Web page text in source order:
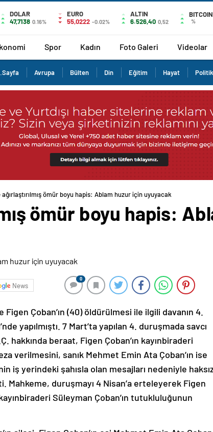
DOLAR
47,7138 0.16%
EURO
55,0222 -0.02%
ALTIN
6.526,40 0,52
BITCOIN
%
Spor Kadın Foto Galeri Videolar
Avrupa Bülten Din Eğitim Hayat
ömür boyu hapis: Ablam huzur için uyuyacak
ömür boyu hapis:
News
0
Figen Çoban’ın (40) öldürülmesi ile ilgili davanın 4.
yapılmıştı. 7 Mart’ta yapılan 4. duruşmada savcı
hakkında beraat, Figen Çoban’ın kayınbiraderi
verilmesini, sanık Mehmet Emin Ata Çoban’ın ise
iş yerindeki şahısla olan mesajları nedeniyle
Mahkeme, duruşmayı 4 Nisan’a erteleyerek Figen
Süleyman Çoban’ın tutukluluğunun